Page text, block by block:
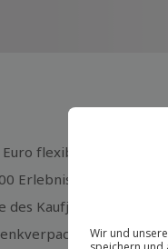
flexibel wählbar
Erlebnisse
des Kaufjahres
erhältlich